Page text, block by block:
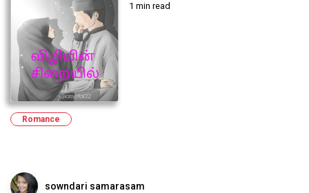
1 min read
Romance
sowndari samarasam